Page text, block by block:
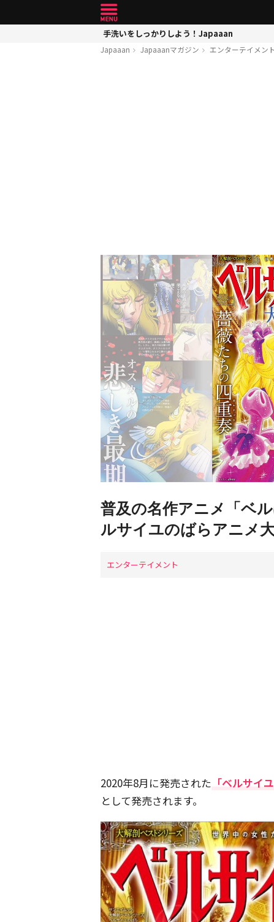
手洗いをしっかりしよう！Japaaan
Japaaan Japaaanマガジン エンターテイメント
普及の名作アニメ「ベ
ルサイユのばらアニメ
エンターテイメント
2020年8月に発売された 「ベルサイ
として発売されます。